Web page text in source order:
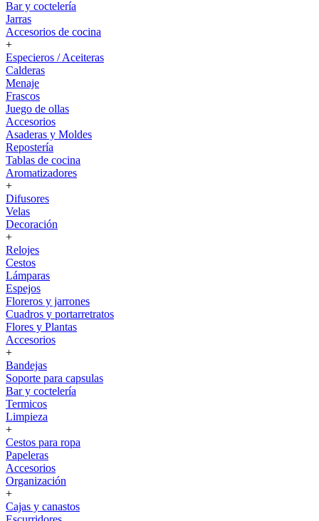
Bar y coctelería
Jarras
Accesorios de cocina
+
Especieros / Aceiteras
Calderas
Menaje
Frascos
Juego de ollas
Accesorios
Asaderas y Moldes
Repostería
Tablas de cocina
Aromatizadores
+
Difusores
Velas
Decoración
+
Relojes
Cestos
Lámparas
Espejos
Floreros y jarrones
Cuadros y portarretratos
Flores y Plantas
Accesorios
+
Bandejas
Soporte para capsulas
Bar y coctelería
Termicos
Limpieza
+
Cestos para ropa
Papeleras
Accesorios
Organización
+
Cajas y canastos